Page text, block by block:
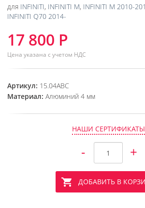
для INFINITI, INFINITI M, INFINITI M 2010-
INFINITI Q70 2014-
17 800 Р
Цена указана с учетом НДС
Артикул: 15.04ABC
Материал: Алюминий 4 мм
НАШИ СЕРТИФИКАТЫ
- +
ДОБАВИТЬ В